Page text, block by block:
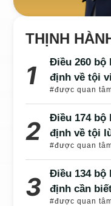
THỊNH
Điều 260 bộ
định về tội
#được quan
Điều 174 bộ
định về tội
#được quan
Điều 134 bộ
định cần
#được quan